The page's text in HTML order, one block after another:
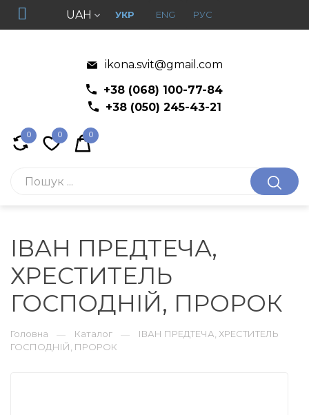
UAH УКР ENG РУС
ikona.svit@gmail.com
+38 (068) 100-77-84
+38 (050) 245-43-21
0 0 0
ІВАН ПРЕДТЕЧА,
ХРЕСТИТЕЛЬ
ГОСПОДНІЙ, ПРОРОК
Головна — Каталог —
ІВАН ПРЕДТЕЧА, ХРЕСТИТЕЛЬ
ГОСПОДНІЙ, ПРОРОК